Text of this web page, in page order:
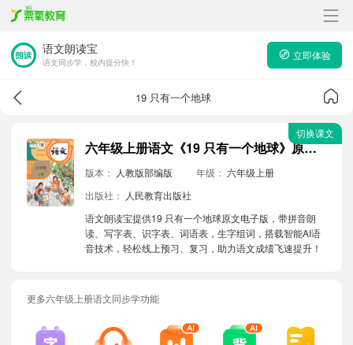
语文朗读宝
语文同步学，校内提分快！
立即体验
19 只有一个地球
六年级上册语文《19 只有一个地球》原文电子版带拼音朗读音频
版本： 人教版部编版 年级： 六年级上册
出版社：
人民教育出版社
语文朗读宝提供19 只有一个地球原文电子版，带拼音朗
读、写字表、识字表、词语表，生字组词，搭载智能AI语
音技术，轻松线上预习、复习，助力语文成绩飞速提升！
切换课文
更多六年级上册语文同步学功能